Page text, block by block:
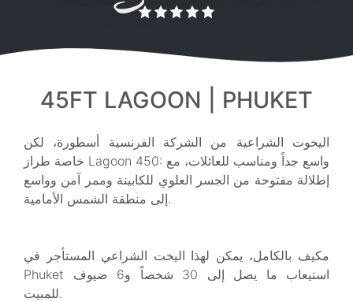
45FT LAGOON | PHUKET
اليخوت الشراعية من الشركة الفرنسية أسطورة، لكن
خاصة طراز Lagoon 450: واسع جداً ومناسب للعائلات، مع
إطلالة مفتوحة من الجسر العلوي للكابينة وممر آمن وواسع
إلى منطقة الشمس الأمامية.
مكيف بالكامل، يمكن لهذا اليخت الشراعي المستأجر في
Phuket استيعاب ما يصل إلى 30 شخصاً و6 ضيوف
للمبيت.